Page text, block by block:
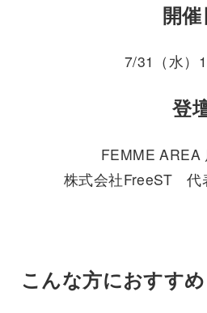
開
7/31（水）
登
FEMME AREA
株式会社FreeST
こんな方におすすめ